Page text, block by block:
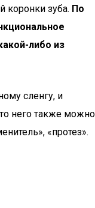
коронки зуба. По
либо из
сленгу, и
него также можно
«протез».